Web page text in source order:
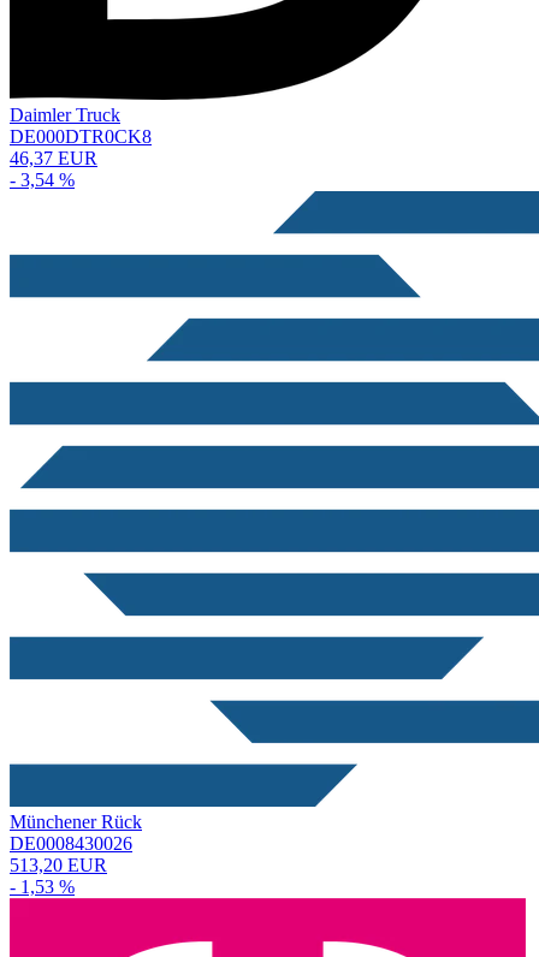
Daimler Truck
DE000DTR0CK8
46,37 EUR
- 3,54 %
Münchener Rück
DE0008430026
513,20 EUR
- 1,53 %